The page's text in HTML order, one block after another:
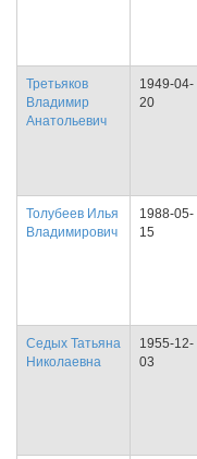
Третьяков
Владимир
Анатольевич
1949-04-
20
Толубеев Илья
Владимирович
1988-05-
15
Седых Татьяна
Николаевна
1955-12-
03